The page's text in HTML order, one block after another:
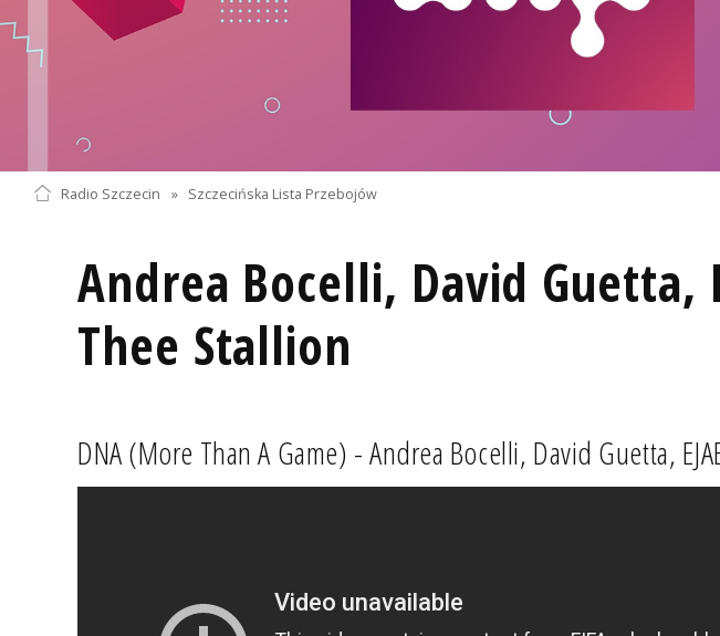
Radio Szczecin » Szczecińska Lista Przebojów
Andrea Bocelli, David Guetta,
Thee Stallion
DNA (More Than A Game) - Andrea Bocelli, David Guetta,